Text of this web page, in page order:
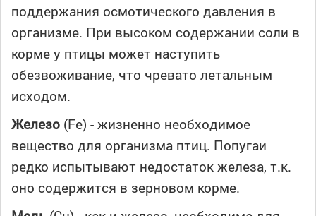
поддержания осмотического давления в
организме. При высоком содержании соли в
корме у птицы может наступить
обезвоживание, что чревато летальным
исходом.
Железо (Fe) - жизненно необходимое
вещество для организма птиц. Попугаи
редко испытывают недостаток железа, т.к.
оно содержится в зерновом корме.